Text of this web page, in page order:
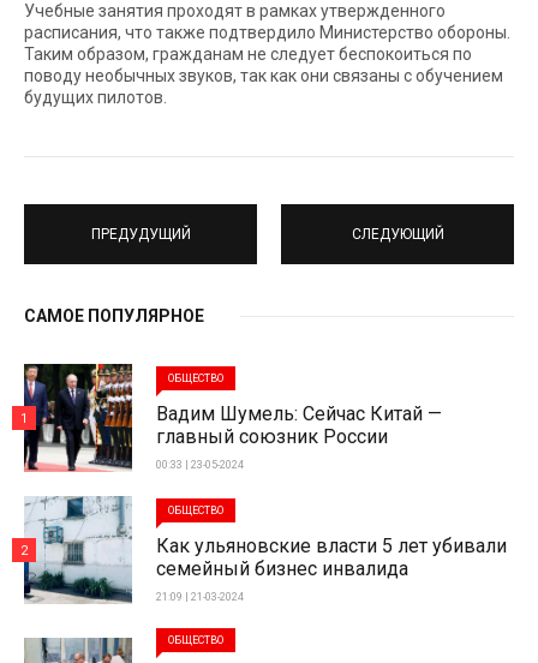
Учебные занятия проходят в рамках утвержденного
расписания, что также подтвердило Министерство обороны.
Таким образом, гражданам не следует беспокоиться по
поводу необычных звуков, так как они связаны с обучением
будущих пилотов.
ПРЕДУДУЩИЙ СЛЕДУЮЩИЙ
САМОЕ ПОПУЛЯРНОЕ
ОБЩЕСТВО
Вадим Шумель: Сейчас Китай —
главный союзник России
00:33 | 23-05-2024
1
ОБЩЕСТВО
Как ульяновские власти 5 лет убивали
семейный бизнес инвалида
21:09 | 21-03-2024
2
ОБЩЕСТВО